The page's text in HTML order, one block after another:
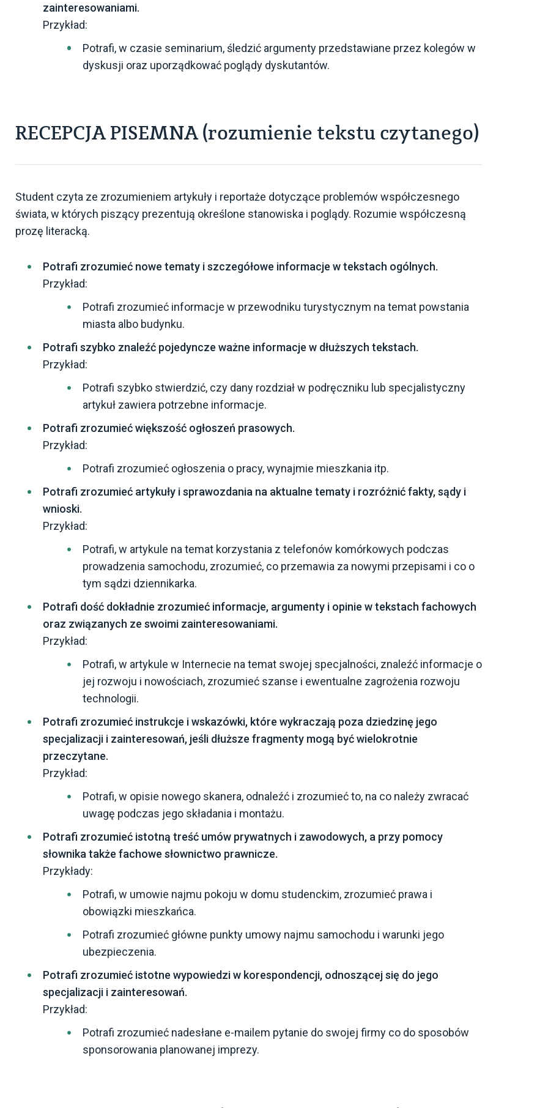
zainteresowaniami.
Przykład:
Potrafi, w czasie seminarium, śledzić argumenty przedstawiane przez kolegów w
dyskusji oraz uporządkować poglądy dyskutantów.
RECEPCJA PISEMNA (rozumienie tekstu czytanego)
Student czyta ze zrozumieniem artykuły i reportaże dotyczące problemów współczesnego
świata, w których piszący prezentują określone stanowiska i poglądy. Rozumie współczesną
prozę literacką.
Potrafi zrozumieć nowe tematy i szczegółowe informacje w tekstach ogólnych.
Przykład:
Potrafi zrozumieć informacje w przewodniku turystycznym na temat powstania
miasta albo budynku.
Potrafi szybko znaleźć pojedyncze ważne informacje w dłuższych tekstach.
Przykład:
Potrafi szybko stwierdzić, czy dany rozdział w podręczniku lub specjalistyczny
artykuł zawiera potrzebne informacje.
Potrafi zrozumieć większość ogłoszeń prasowych.
Przykład:
Potrafi zrozumieć ogłoszenia o pracy, wynajmie mieszkania itp.
Potrafi zrozumieć artykuły i sprawozdania na aktualne tematy i rozróżnić fakty, sądy i
wnioski.
Przykład:
Potrafi, w artykule na temat korzystania z telefonów komórkowych podczas
prowadzenia samochodu, zrozumieć, co przemawia za nowymi przepisami i co o
tym sądzi dziennikarka.
Potrafi dość dokładnie zrozumieć informacje, argumenty i opinie w tekstach fachowych
oraz związanych ze swoimi zainteresowaniami.
Przykład:
Potrafi, w artykule w Internecie na temat swojej specjalności, znaleźć informacje o
jej rozwoju i nowościach, zrozumieć szanse i ewentualne zagrożenia rozwoju
technologii.
Potrafi zrozumieć instrukcje i wskazówki, które wykraczają poza dziedzinę jego
specjalizacji i zainteresowań, jeśli dłuższe fragmenty mogą być wielokrotnie
przeczytane.
Przykład:
Potrafi, w opisie nowego skanera, odnaleźć i zrozumieć to, na co należy zwracać
uwagę podczas jego składania i montażu.
Potrafi zrozumieć istotną treść umów prywatnych i zawodowych, a przy pomocy
słownika także fachowe słownictwo prawnicze.
Przykłady:
Potrafi, w umowie najmu pokoju w domu studenckim, zrozumieć prawa i
obowiązki mieszkańca.
Potrafi zrozumieć główne punkty umowy najmu samochodu i warunki jego
ubezpieczenia.
Potrafi zrozumieć istotne wypowiedzi w korespondencji, odnoszącej się do jego
specjalizacji i zainteresowań.
Przykład:
Potrafi zrozumieć nadesłane e-mailem pytanie do swojej firmy co do sposobów
sponsorowania planowanej imprezy.